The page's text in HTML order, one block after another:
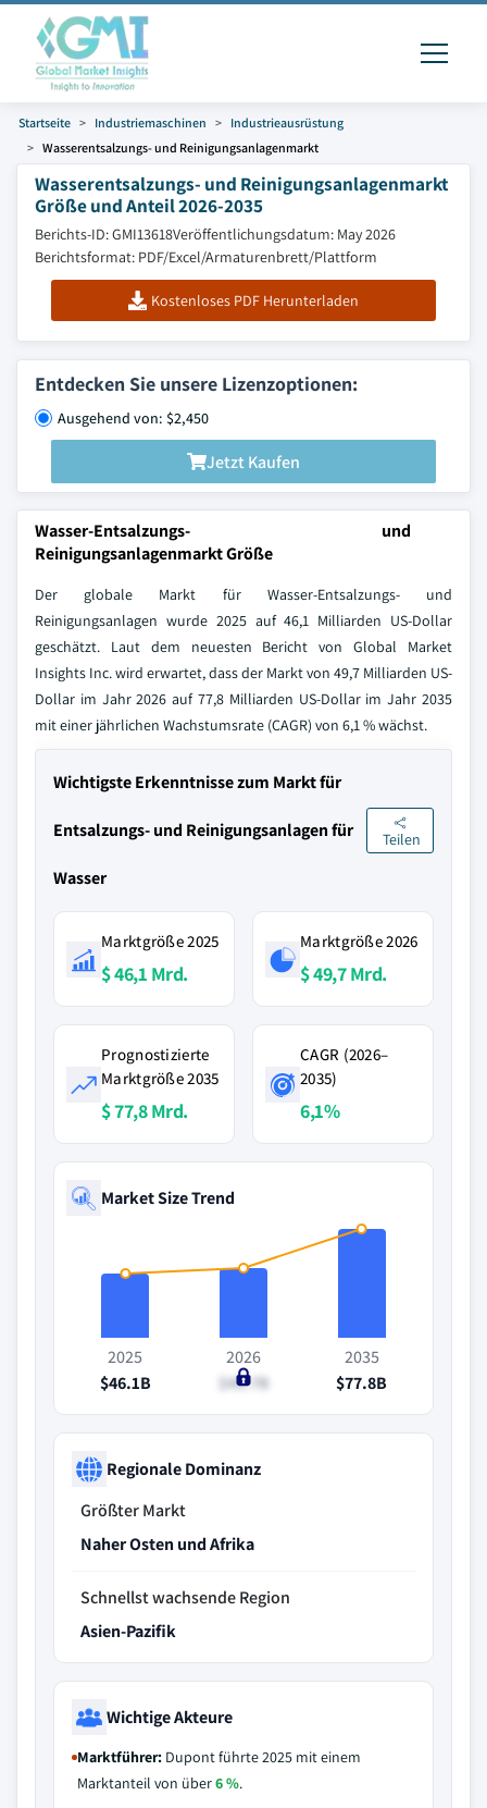
Startseite Industriemaschinen
Industrieausrüstung
Wasserentsalzungs- und Reinigungsanlagenmarkt
Wasserentsalzungs- und Reinigungsanlagenmarkt
Größe und Anteil 2026-2035
Berichts-ID: GMI13618Veröffentlichungsdatum: May 2026
Berichtsformat: PDF/Excel/Armaturenbrett/Plattform
Kostenloses PDF Herunterladen
Entdecken Sie unsere Lizenzoptionen:
Ausgehend von: $2,450
Jetzt Kaufen
Wasser-Entsalzungs- und
Reinigungsanlagenmarkt Größe
Der globale Markt für Wasser-Entsalzungs- und
Reinigungsanlagen wurde 2025 auf 46,1 Milliarden US-Dollar
geschätzt. Laut dem neuesten Bericht von Global Market
Insights Inc. wird erwartet, dass der Markt von 49,7 Milliarden US-
Dollar im Jahr 2026 auf 77,8 Milliarden US-Dollar im Jahr 2035
mit einer jährlichen Wachstumsrate (CAGR) von 6,1 % wächst.
Wichtigste Erkenntnisse zum Markt für
Entsalzungs- und Reinigungsanlagen für
Wasser
Teilen
Marktgröße 2025
$ 46,1 Mrd.
Marktgröße 2026
$ 49,7 Mrd.
Prognostizierte
Marktgröße 2035
$ 77,8 Mrd.
CAGR (2026–
2035)
6,1%
Market Size Trend
2025
$46.1B
2026
$49.7B
2035
$77.8B
Regionale Dominanz
Größter Markt
Naher Osten und Afrika
Schnellst wachsende Region
Asien-Pazifik
Wichtige Akteure
Marktführer: Dupont führte 2025 mit einem
Marktanteil von über6 %.